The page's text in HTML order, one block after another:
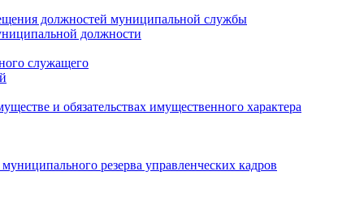
должностей муниципальной службы
должности
служащего
и обязательствах имущественного характера
резерва управленческих кадров